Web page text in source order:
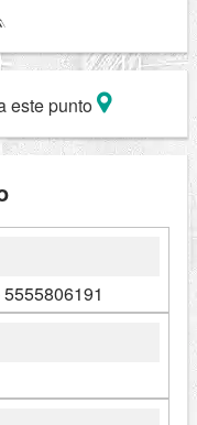
este punto